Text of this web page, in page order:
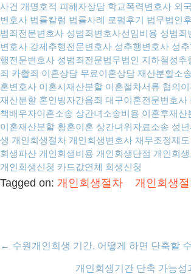
사건 개명호적 피해자상담 학교폭력변호사 외
변호사 법률칼럼 법률사례 로펌후기 법무법인
범죄전문변호사 성범죄변호사선임비용 성범죄
변호사 강제추행전문변호사 성추행변호사 성
행전문변호사 성범죄전문법무법인 지하철성추
죄 카촬죄 이혼상담 무료이혼상담 재산분할소송
혼변호사 이혼시재산분할 이혼절차서류 협의
재산분할 혼인빙자간음죄 대구이혼전문변호사
책배우자이혼소송 상간녀소송비용 이혼후재산
이혼재산분할 황혼이혼 상간녀위자료소송 성
생 개인회생절차 개인회생변호사 채무조정제도
회생파산 개인회생비용 개인회생단점 개인회
개인회생신청 카드값연체 회생신청
Tagged on: 개인회생절차 개인회생
← 수원개인회생 기간, 어떻게 하면 단축할
개인회생기간 단축 가능성